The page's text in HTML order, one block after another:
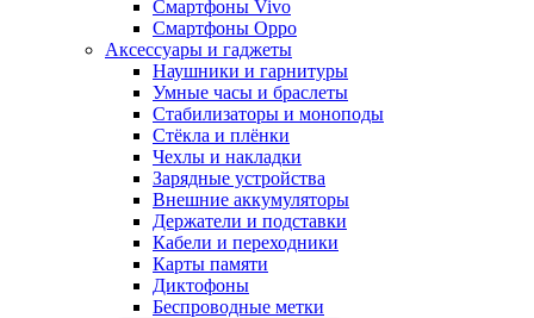
Смартфоны Vivo
Смартфоны Oppo
Аксессуары и гаджеты
Наушники и гарнитуры
Умные часы и браслеты
Стабилизаторы и моноподы
Стёкла и плёнки
Чехлы и накладки
Зарядные устройства
Внешние аккумуляторы
Держатели и подставки
Кабели и переходники
Карты памяти
Диктофоны
Беспроводные метки